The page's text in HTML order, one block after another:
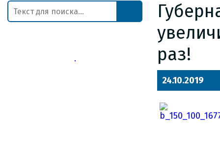
раз!
24.10.2019